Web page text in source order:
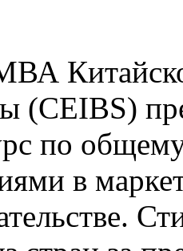
(CEIBS)
по
в